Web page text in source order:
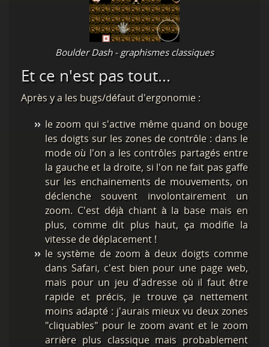
Boulder Dash - graphismes classiques
Et ce n'est pas tout...
Après y a les bugs/défaut d'ergonomie :
le zoom qui s'active même quand on bouge
les doigts sur les zones de contrôle : dans le
mode où l'on a les contrôles partagés entre
la gauche et la droite, si l'on ne fait pas gaffe
sur les enchainements de mouvements, on
déclenche souvent involontairement un
zoom. C'est déjà chiant à la base mais en
plus, comme dit plus haut, ça modifie la
vitesse de déplacement !
le système de zoom à deux doigts comme
dans Safari, c'est bien pour une page web,
mais pour un jeu d'adresse où il faut être
rapide et précis, je trouve ça nettement
moins adapté : j'aurais mieux vu deux zones
"cliquables" pour le zoom avant et le zoom
arrière plus classique mais probablement